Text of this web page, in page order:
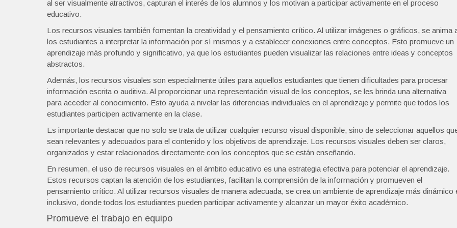
al ser visualmente atractivos, capturan el interés de los alumnos y los motivan a participar activamente en el proceso
educativo.
Los recursos visuales también fomentan la creatividad y el pensamiento crítico. Al utilizar imágenes o gráficos, se anima
los estudiantes a interpretar la información por sí mismos y a establecer conexiones entre conceptos. Esto promueve un
aprendizaje más profundo y significativo, ya que los estudiantes pueden visualizar las relaciones entre ideas y conceptos
abstractos.
Además, los recursos visuales son especialmente útiles para aquellos estudiantes que tienen dificultades para procesar
información escrita o auditiva. Al proporcionar una representación visual de los conceptos, se les brinda una alternativa
para acceder al conocimiento. Esto ayuda a nivelar las diferencias individuales en el aprendizaje y permite que todos los
estudiantes participen activamente en la clase.
Es importante destacar que no solo se trata de utilizar cualquier recurso visual disponible, sino de seleccionar aquellos
sean relevantes y adecuados para el contenido y los objetivos de aprendizaje. Los recursos visuales deben ser claros,
organizados y estar relacionados directamente con los conceptos que se están enseñando.
En resumen, el uso de recursos visuales en el ámbito educativo es una estrategia efectiva para potenciar el aprendizaje.
Estos recursos captan la atención de los estudiantes, facilitan la comprensión de la información y promueven el
pensamiento crítico. Al utilizar recursos visuales de manera adecuada, se crea un ambiente de aprendizaje más dinámico
inclusivo, donde todos los estudiantes pueden participar activamente y alcanzar un mayor éxito académico.
Promueve el trabajo en equipo